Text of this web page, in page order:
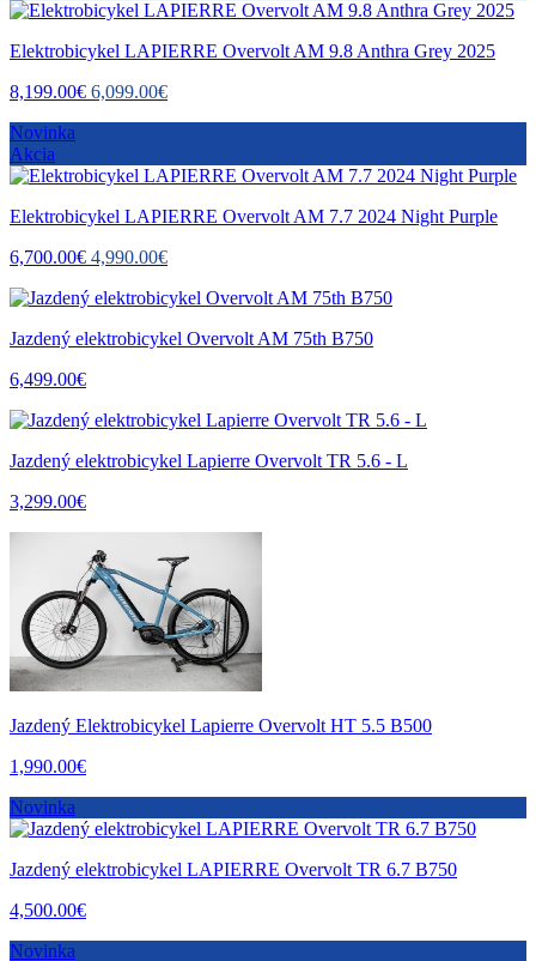
Elektrobicykel LAPIERRE Overvolt AM 9.8 Anthra Grey 2025
8,199.00€ 6,099.00€
Novinka
Akcia
Elektrobicykel LAPIERRE Overvolt AM 7.7 2024 Night Purple
6,700.00€ 4,990.00€
Jazdený elektrobicykel Overvolt AM 75th B750
6,499.00€
Jazdený elektrobicykel Lapierre Overvolt TR 5.6 - L
3,299.00€
Jazdený Elektrobicykel Lapierre Overvolt HT 5.5 B500
1,990.00€
Novinka
Jazdený elektrobicykel LAPIERRE Overvolt TR 6.7 B750
4,500.00€
Novinka